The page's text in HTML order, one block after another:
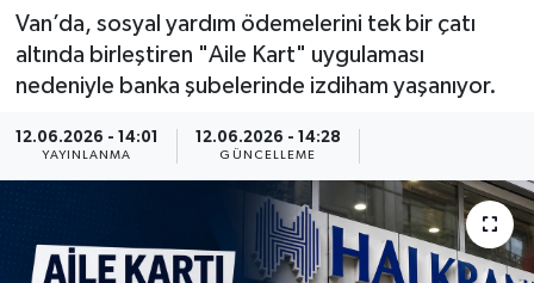
Van’da, sosyal yardım ödemelerini tek bir çatı
altında birleştiren "Aile Kart" uygulaması
nedeniyle banka şubelerinde izdiham yaşanıyor.
12.06.2026 - 14:01
YAYINLANMA
12.06.2026 - 14:28
GÜNCELLEME
Köşe Yazıları
Son Dakika Haberleri